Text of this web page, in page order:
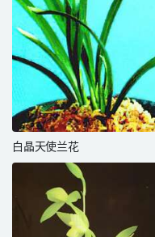
白晶天使兰花